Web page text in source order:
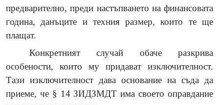
предварително, преди настъпването на финансовата
година, данъците и техния размер, които те ще
плащат.
Конкретният случай обаче разкрива
особености, които му придават изключителност.
Тази изключителност дава основание на съда да
приеме, че § 14 ЗИДЗМДТ има своето оправдание